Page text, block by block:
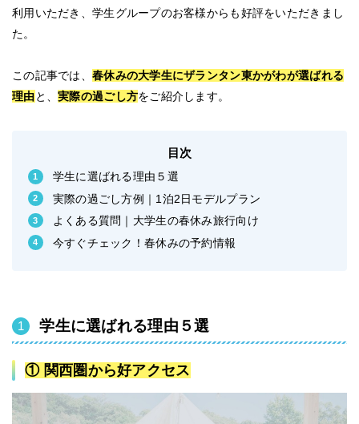
利用いただき、学生グループのお客様からも好評をいただきまし
た。
この記事では、 春休みの大学生にザランタン東かがわが選ばれる
理由と、実際の過ごし方をご紹介します。
目次
学生に選ばれる理由５選
実際の過ごし方例｜1泊2日モデルプラン
よくある質問｜大学生の春休み旅行向け
今すぐチェック！春休みの予約情報
学生に選ばれる理由５選
① 関西圏から好アクセス